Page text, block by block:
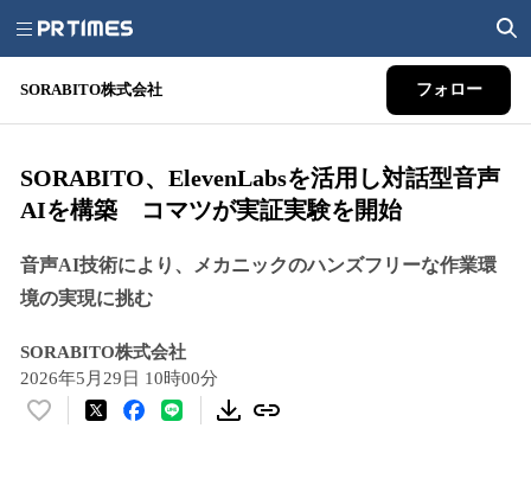
SORABITO株式会社 フォロー
SORABITO、ElevenLabsを活用し対話型音声
AIを構築 コマツが実証実験を開始
音声AI技術により、メカニックのハンズフリーな作業環
境の実現に挑む
SORABITO株式会社
2026年5月29日 10時00分
い